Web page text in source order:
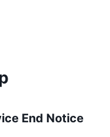
End Notice